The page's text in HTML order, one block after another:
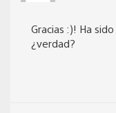
Gracias :)! Ha
¿verdad?